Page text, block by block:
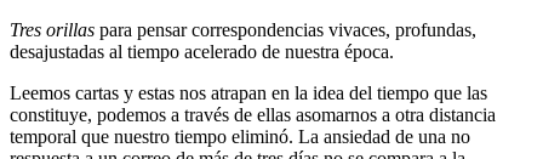
Tres orillas para pensar correspondencias vivaces, profundas,
desajustadas al tiempo acelerado de nuestra época.
Leemos cartas y estas nos atrapan en la idea del tiempo que las
constituye, podemos a través de ellas asomarnos a otra distancia
temporal que nuestro tiempo eliminó. La ansiedad de una no